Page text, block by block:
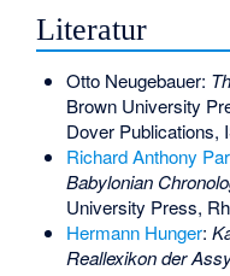
Literatur
Otto Neugebauer:
Brown University
Dover Publications,
Richard Anthony
Babylonian
University Press,
Hermann Hunger:
Reallexikon der